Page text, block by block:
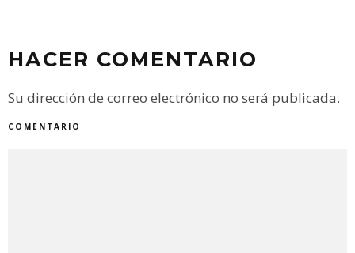
HACER COMENTARIO
Su dirección de correo electrónico no será publicada.
COMENTARIO